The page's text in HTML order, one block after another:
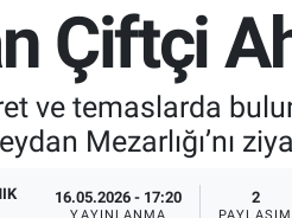
Çiftçi
ve temaslarda
Mezarlığı’nı
16.05.2026 - 17:20
YAYINLANMA
2
PAYLAŞIM
ve Fikstür